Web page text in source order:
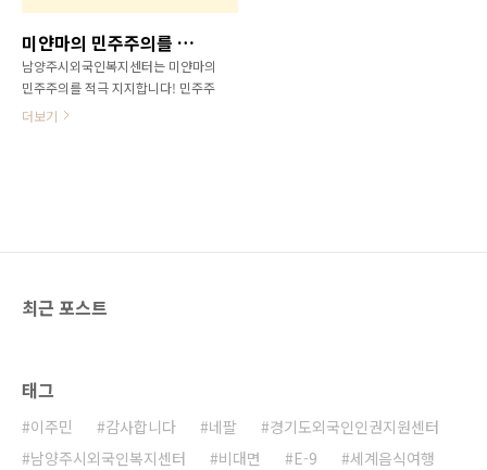
미얀마의 민주주의를 지지합니다!
남양주시외국인복지센터는 미얀마의
민주주의를 적극 지지합니다! 민주주
의를 위해 애쓰고 있는 미얀마와 연
더보기
최근 포스트
태그
이주민 감사합니다 네팔
경기도외국인인권지원센터
남양주시외국인복지센터
비대면 E-9
세계음식여행